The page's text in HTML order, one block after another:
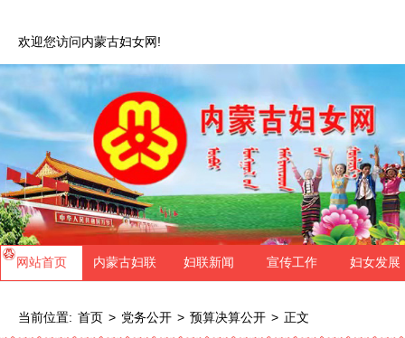
欢迎您访问内蒙古妇女网!
网站首页 内蒙古妇联 妇联新闻 宣传工作 妇女发展
当前位置: 首页 > 党务公开 > 预算决算公开 > 正文